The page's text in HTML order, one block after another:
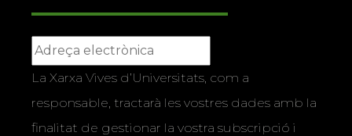
La Xarxa Vives d’Universitats, com a
responsable, tractarà les vostres dades amb la
finalitat de gestionar la vostra subscripció i